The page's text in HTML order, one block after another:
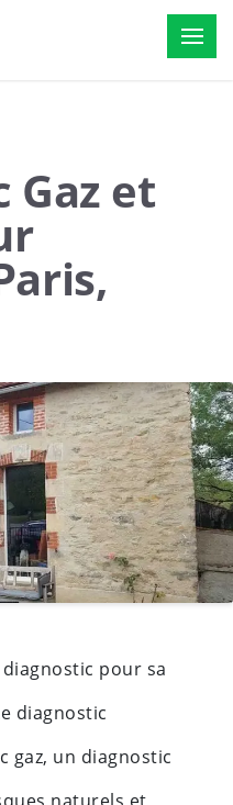
Gaz et
diagnostic pour sa
diagnostic
gaz, un diagnostic